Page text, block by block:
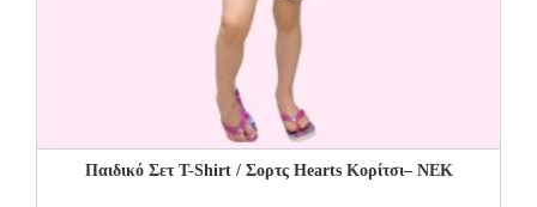
Παιδικό Σετ T-Shirt / Σορτς Hearts Κορίτσι– NEK